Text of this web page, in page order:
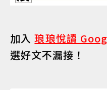
加入琅琅悅讀
選好文不漏接！